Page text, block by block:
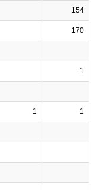
154
170
1
1 1